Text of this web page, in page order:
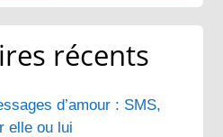
récents
d’amour : SMS,
elle ou lui